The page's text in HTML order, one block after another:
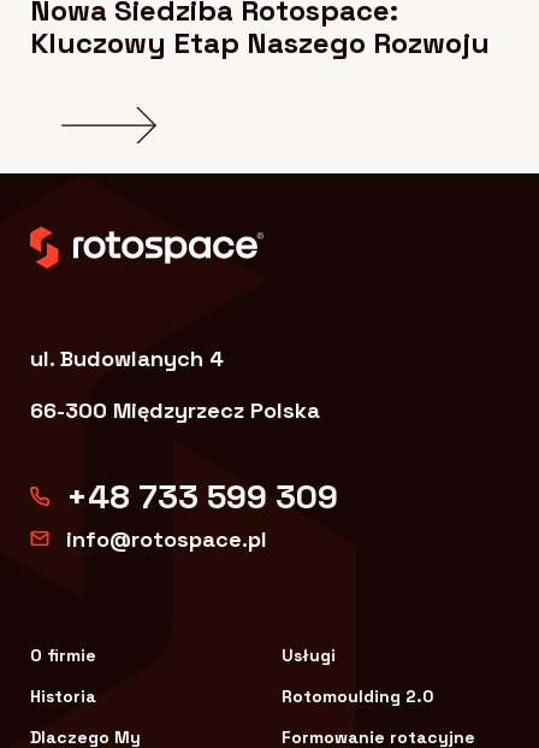
Nowa Siedziba Rotospace:
Kluczowy Etap Naszego Rozwoju
ul. Budowlanych 4
66-300 Międzyrzecz Polska
+48 733 599 309
info@rotospace.pl
O firmie
Historia
Dlaczego My
Usługi
Rotomoulding 2.0
Formowanie rotacyjne